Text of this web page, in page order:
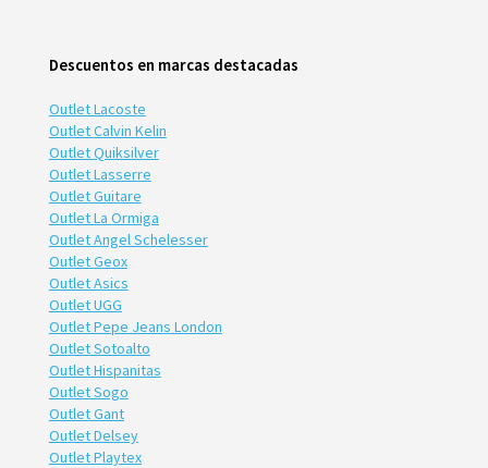
Descuentos en marcas destacadas
Outlet Lacoste
Outlet Calvin Kelin
Outlet Quiksilver
Outlet Lasserre
Outlet Guitare
Outlet La Ormiga
Outlet Angel Schelesser
Outlet Geox
Outlet Asics
Outlet UGG
Outlet Pepe Jeans London
Outlet Sotoalto
Outlet Hispanitas
Outlet Sogo
Outlet Gant
Outlet Delsey
Outlet Playtex